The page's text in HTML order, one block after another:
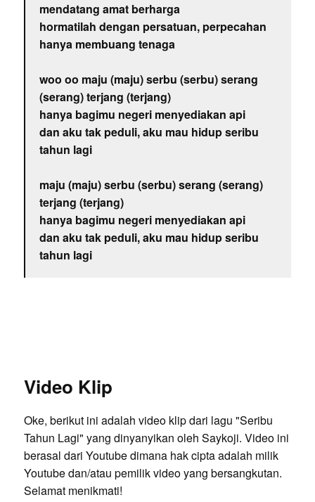
mendatang amat berharga
hormatilah dengan persatuan, perpecahan
hanya membuang tenaga
woo oo maju (maju) serbu (serbu) serang
(serang) terjang (terjang)
hanya bagimu negeri menyediakan api
dan aku tak peduli, aku mau hidup seribu
tahun lagi
maju (maju) serbu (serbu) serang (serang)
terjang (terjang)
hanya bagimu negeri menyediakan api
dan aku tak peduli, aku mau hidup seribu
tahun lagi
Video Klip
Oke, berikut ini adalah video klip dari lagu "Seribu
Tahun Lagi" yang dinyanyikan oleh Saykoji. Video ini
berasal dari Youtube dimana hak cipta adalah milik
Youtube dan/atau pemilik video yang bersangkutan.
Selamat menikmati!